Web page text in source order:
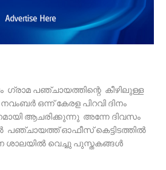
ഗ്രാമ പഞ്ചായത്തിന്റെ കീഴിലുള്ള
ഒന്ന് കേരള പിറവി ദിനം
ആചരിക്കുന്നു അന്നേ ദിവസം
പഞ്ചായത്ത് ഓഫീസ് കെട്ടിടത്തിൽ
ശാലയിൽ വെച്ചു പുസ്തകങ്ങൾ